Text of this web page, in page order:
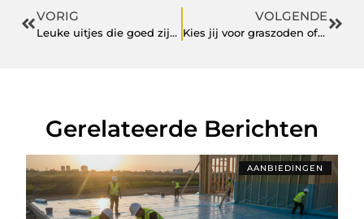
VORIG
Leuke uitjes die goed zijn voor teambuilding!
VOLGENDE
Kies jij voor graszoden of -zaden?
Gerelateerde Berichten
AANBIEDINGEN